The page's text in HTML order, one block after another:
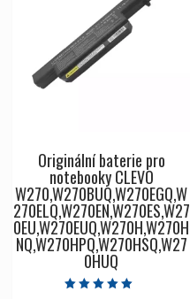
Originální baterie pro
notebooky CLEVO
W270,W270BUQ,W270EGQ,W
270ELQ,W270EN,W270ES,W27
0EU,W270EUQ,W270H,W270H
NQ,W270HPQ,W270HSQ,W27
0HUQ